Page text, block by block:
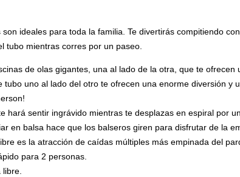
ideales para toda la familia. Te divertirás compitiendo
tubo mientras corres por un paseo.
de olas gigantes, una al lado de la otra, que te ofrecen
tubo uno al lado del otro te ofrecen una enorme diversión
hará sentir ingrávido mientras te desplazas en espiral por
en balsa hace que los balseros giren para disfrutar de la
es la atracción de caídas múltiples más empinada del
para 2 personas.
libre.